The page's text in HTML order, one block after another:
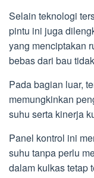
Selain teknologi
pintu ini juga
yang menciptakan
bebas dari bau
Pada bagian luar,
memungkinkan
suhu serta kinerja
Panel kontrol ini
suhu tanpa perlu
dalam kulkas tetap